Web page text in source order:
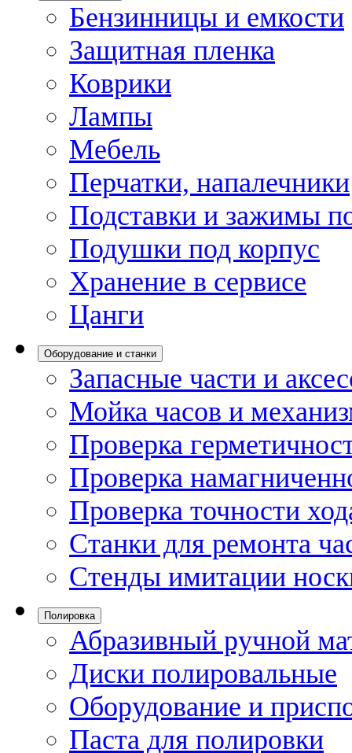
Бензинницы и емкости
Защитная пленка
Коврики
Лампы
Мебель
Перчатки, напалечники
Подставки и зажимы
Подушки под корпус
Хранение в сервисе
Цанги
Оборудование и станки
Запасные части и
Мойка часов и
Проверка
Проверка
Проверка точности
Станки для ремонта
Стенды имитации
Полировка
Абразивный ручной
Диски полировальные
Оборудование и
Паста для полировки